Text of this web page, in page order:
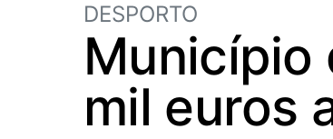
DESPORTO
Município
mil euros